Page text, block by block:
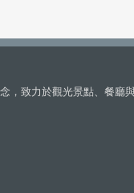
，致力於觀光景點、餐廳